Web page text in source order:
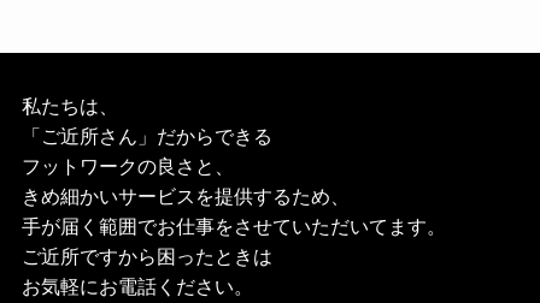
私たちは、
「ご近所さん」だからできる
フットワークの良さと、
きめ細かいサービスを提供するため、
手が届く範囲でお仕事をさせていただいてます。
ご近所ですから困ったときは
お気軽にお電話ください。